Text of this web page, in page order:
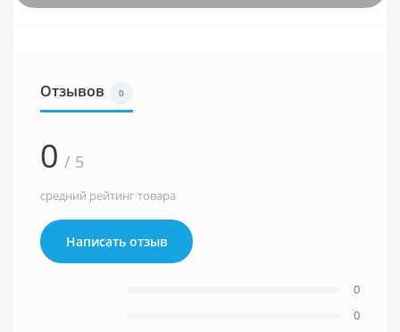
Отзывов 0
0 / 5
средний рейтинг товара
Написать отзыв
0
0